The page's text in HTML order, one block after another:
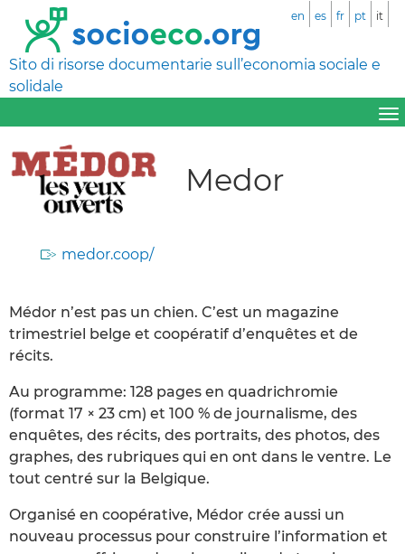
Sito di risorse documentarie sull’economia sociale e
solidale
en es fr pt it
Medor
medor.coop/
Médor n’est pas un chien. C’est un magazine
trimestriel belge et coopératif d’enquêtes et de
récits.
Au programme: 128 pages en quadrichromie
(format 17 × 23 cm) et 100 % de journalisme, des
enquêtes, des récits, des portraits, des photos, des
graphes, des rubriques qui en ont dans le ventre. Le
tout centré sur la Belgique.
Organisé en coopérative, Médor crée aussi un
nouveau processus pour construire l’information et